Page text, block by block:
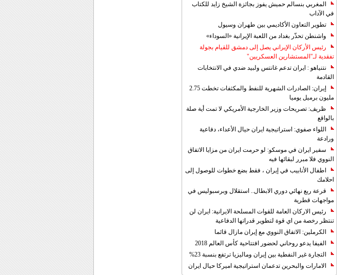
المغربي بنسالم حميش يفوز بجائزة الشيخ زايد للكتاب
في الآداب
تطوير التعاون الأكاديمي بين طهران وسيول
واشنطن تحذّر بغداد من اللعبة الإيرانية «السوداء»
رئيس الأركان الإيراني يصل إلى دمشق للقيام بجولة
تفقدية لـ"المستشارين العسكريين"
نتنياهو : ايران تدعم غانتس ولبيد ضدي في الانتخابات
القادمة
إيران: الصادرات الشهریة للنفط والمكثفات تخطت 2.75
مليون برميل يوميا
ظريف: تصريحات وزير الخارجية الأمريكي لا تمت أية صلة
بالواقع
اللواء صفوي: استراتيجية ايران حيال الأعداء، دفاعية
ورادعة
سفير ايران في موسكو: لو حرمت ايران من مزايا الاتفاق
النووي فلا مبرر لبقائها فيه
اطفال الأنابيب في إيران ، فقط بضع خطوات للوصول إلى
احلامك
قرعة ربع نهائي دوري الابطال.. استقلال وبرسبوليس في
مواجهات قطرية
رئيس الاركان العامة للقوات المسلحة الايرانية: ايران لن
تنتظر رخصة من اي قوة لتطوير قدراتها الدفاعية
الكرملين: الاتفاق النووي مع إيران مازال قائما
الفيفا يدعو روحاني لحضور افتتاحية كأس العالم 2018
التجارة غیر النفطیة بین إیران ومالیزیا ترتفع بنسبة 23%
الامارات والبحرين تدعمان استراتيجية اميركا حيال ايران